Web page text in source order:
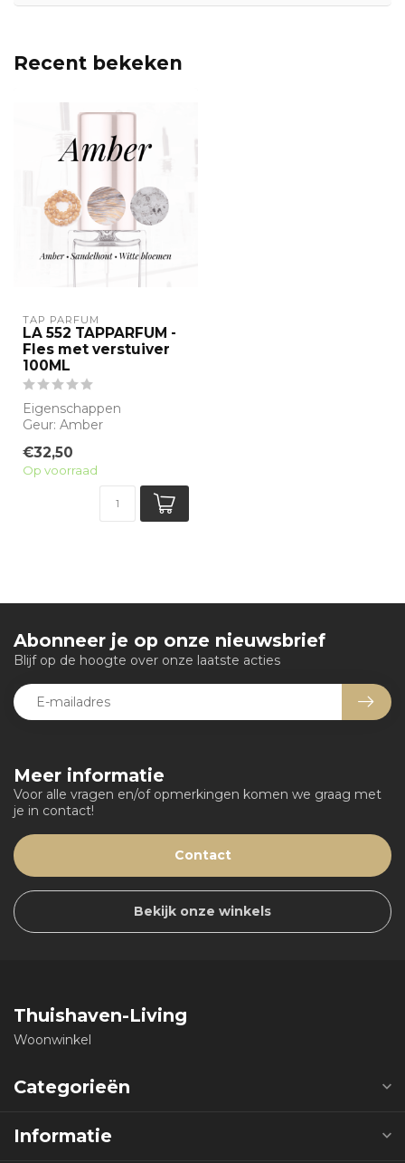
Recent bekeken
TAP PARFUM
LA 552 TAPPARFUM -
Fles met verstuiver
100ML
Eigenschappen
Geur: Amber
Amber, Sandelhout, Witte
bloeme...
€32,50
Op voorraad
Meer informatie
Voor alle vragen en/of opmerkingen komen we graag met
je in contact!
Contact
Bekijk onze winkels
Abonneer je op onze nieuwsbrief
Blijf op de hoogte over onze laatste acties
Thuishaven-Living
Woonwinkel
Categorieën
Informatie